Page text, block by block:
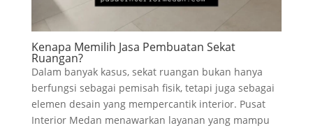
Kenapa Memilih Jasa Pembuatan Sekat
Ruangan?
Dalam banyak kasus, sekat ruangan bukan hanya
berfungsi sebagai pemisah fisik, tetapi juga sebagai
elemen desain yang mempercantik interior. Pusat
Interior Medan menawarkan layanan yang mampu